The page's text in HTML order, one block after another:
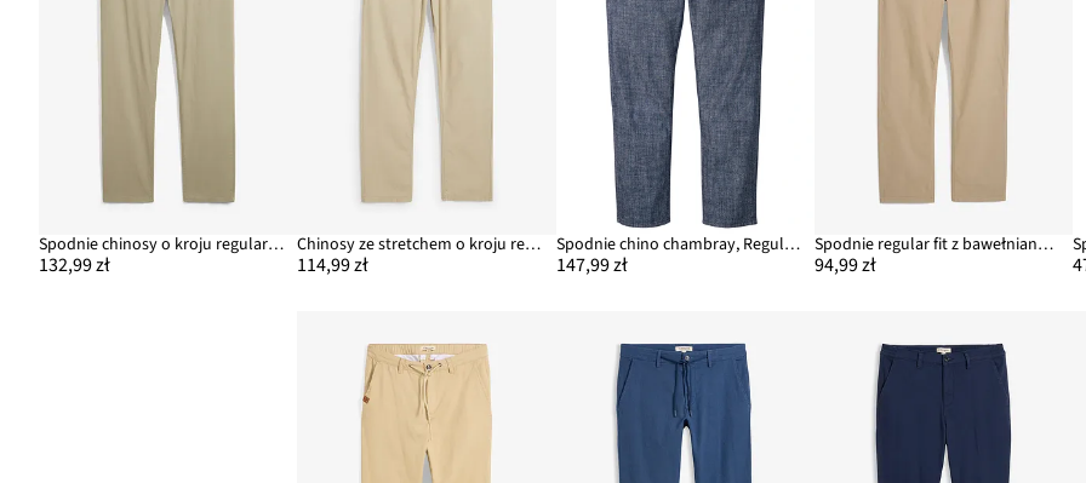
Spodnie chinosy o kroju regular fit z elastyczną gumką w talii i paskiem, straight
132,99 zł
Chinosy ze stretchem o kroju regular fit, prosta nogawka
114,99 zł
Spodnie chino chambray, Regular Fit Straight
147,99 zł
Spodnie regular fit z bawełnianego diagonalu, straight
94,99 zł